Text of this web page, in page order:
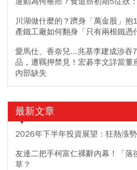
川湖做什麼的？躋身「萬金股」
產鐵工廠如何翻身「只有兩根鐵憑
愛馬仕、香奈兒...兆基李建成涉吞
品，遭羈押禁見！宏碁李文詳當董
內部缺失
最新文章
2026年下半年投資展望：狂熱漲
友達二把手柯富仁裸辭內幕！「落
草？